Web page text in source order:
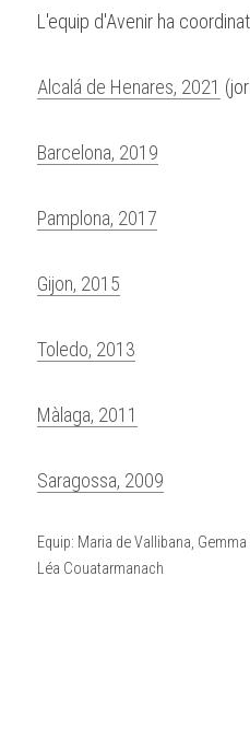
L'equip d'Avenir ha
Alcalá de Henares, 2021
Barcelona, 2019
Pamplona, 2017
Gijon, 2015
Toledo, 2013
Màlaga, 2011
Saragossa, 2009
Equip: Maria de Vallibana,
Léa Couatarmanach